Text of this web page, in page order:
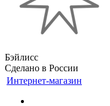
Бэйлисс
Сделано в России
Интернет-магазин